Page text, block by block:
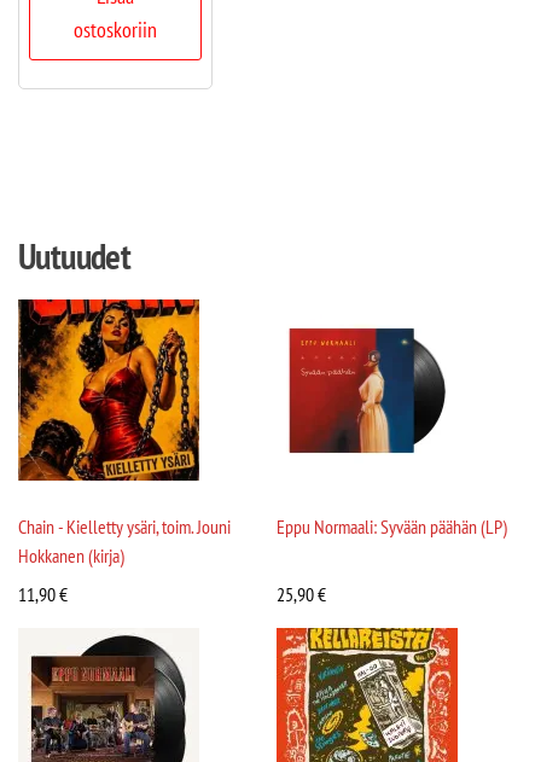
ostoskoriin
Uutuudet
Chain - Kielletty ysäri, toim. Jouni
Hokkanen (kirja)
11,90€
Eppu Normaali: Syvään päähän (LP)
25,90€